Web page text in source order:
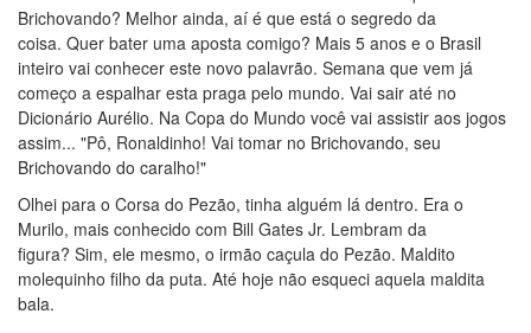
Brichovando? Melhor ainda, aí é que está o segredo da
coisa. Quer bater uma aposta comigo? Mais 5 anos e o Brasil
inteiro vai conhecer este novo palavrão. Semana que vem já
começo a espalhar esta praga pelo mundo. Vai sair até no
Dicionário Aurélio. Na Copa do Mundo você vai assistir aos jogos
assim... "Pô, Ronaldinho! Vai tomar no Brichovando, seu
Brichovando do caralho!"
Olhei para o Corsa do Pezão, tinha alguém lá dentro. Era o
Murilo, mais conhecido com Bill Gates Jr. Lembram da
figura? Sim, ele mesmo, o irmão caçula do Pezão. Maldito
molequinho filho da puta. Até hoje não esqueci aquela maldita
bala.